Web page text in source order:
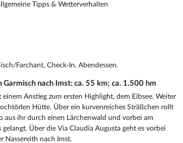
Tipps & Wetterverhalten
Farchant, Check-In, Abendessen.
Garmisch nach Imst: ca. 55 km; ca. 1.500 hm
einem Anstieg zum ersten Highlight, dem Eibsee. Weiter
Hütte. Über ein kurvenreiches Sträßchen rollt
aus ihr durch einen Lärchenwald und vorbei am
gelangt. Über die Via Claudia Augusta geht es vorbei
Nassereith nach Imst.